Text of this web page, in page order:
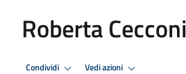
Roberta Cecconi
Condividi Vedi azioni